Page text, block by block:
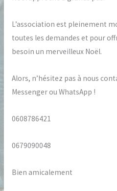
L’association est pleinement
toutes les demandes et pour
besoin un merveilleux Noël.
Alors, n’hésitez pas à nous
Messenger ou WhatsApp !
0608786421
0679090048
Bien amicalement
pas